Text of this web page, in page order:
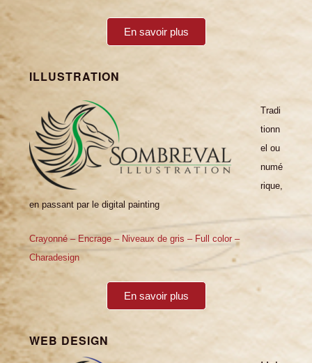
En savoir plus
ILLUSTRATION
Tradi
tionn
el ou
numé
rique,
en passant par le digital painting
Crayonné – Encrage – Niveaux de gris – Full color –
Charadesign
En savoir plus
WEB DESIGN